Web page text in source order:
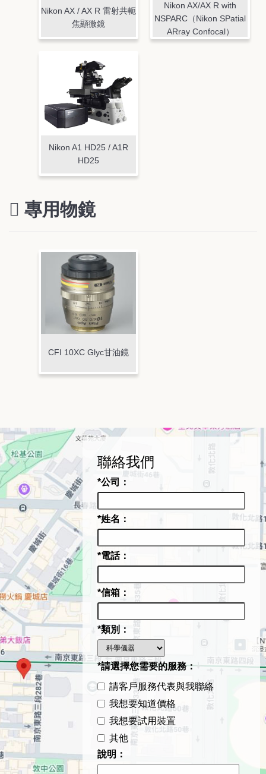
Nikon AX / AX R 雷射共軛
焦顯微鏡
Nikon AX/AX R with
NSPARC（Nikon SPatial
ARray Confocal）
Nikon A1 HD25 / A1R
HD25
專用物鏡
CFI 10XC Glyc甘油鏡
聯絡我們
*公司：
*姓名：
*電話：
*信箱：
*類別：
*請選擇您需要的服務：
請客戶服務代表與我聯絡
我想要知道價格
我想要試用裝置
其他
說明：